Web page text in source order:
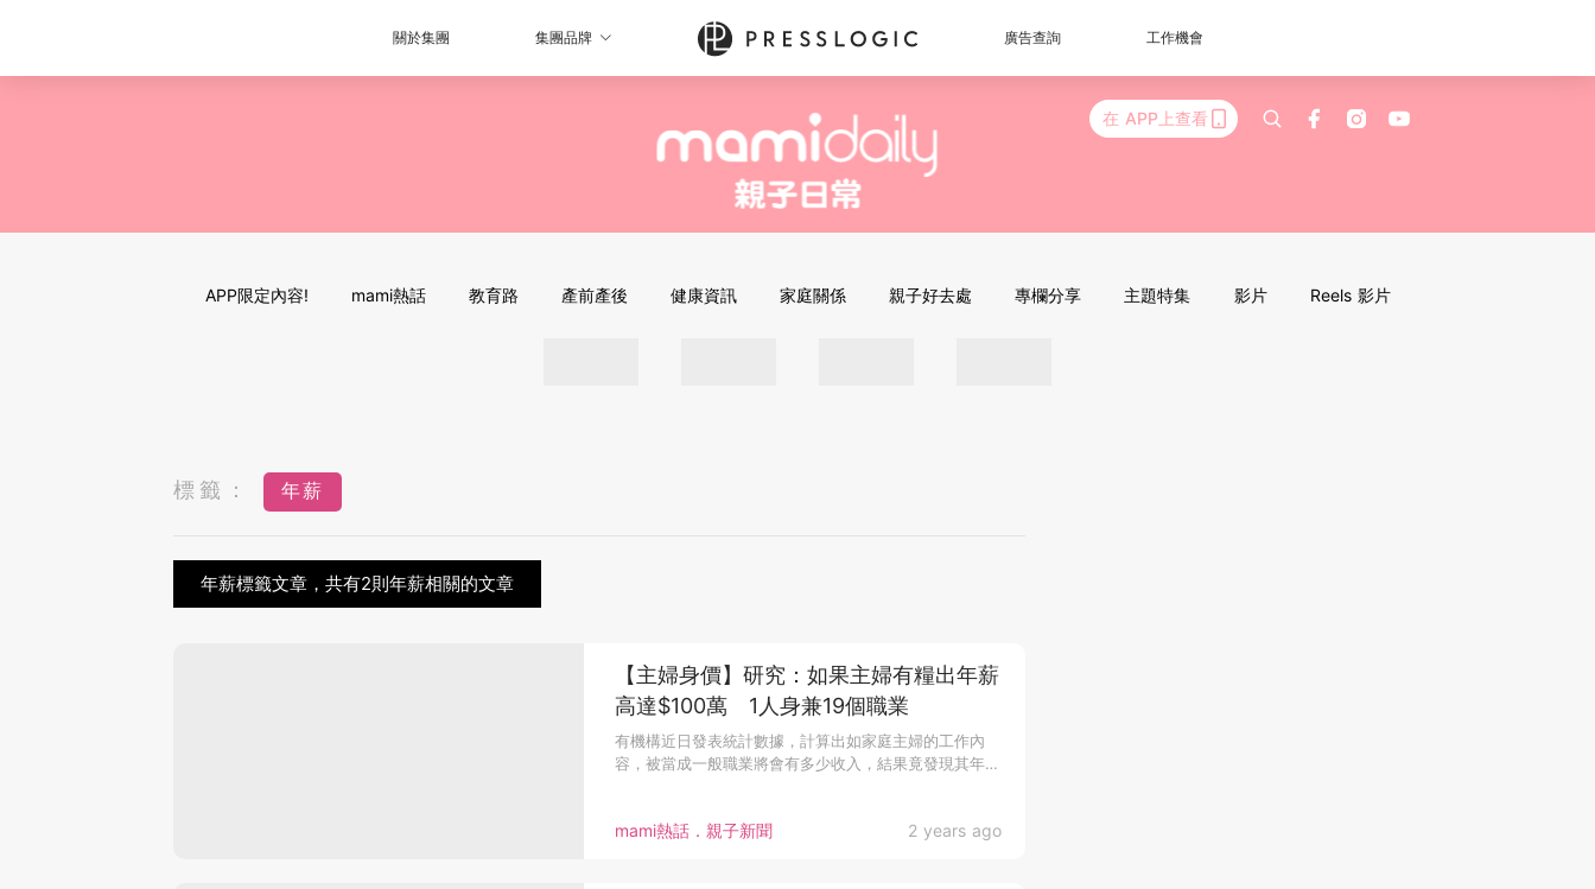
關於集團 集團品牌 廣告查詢 工作機會
在 APP上查看
APP限定內容! mami熱話 教育路 產前產後 健康資訊 家庭關係 親子好去處 專欄分享 主題特集 影片 Reels 影片
標籤： 年薪
年薪標籤文章，共有2則年薪相關的文章
mami熱話．親子新聞 2 years ago
【主婦身價】研究：如果主婦有糧出年薪
高達$100萬 1人身兼19個職業
有機構近日發表統計數據，計算出如家庭主婦的工作內
容，被當成一般職業將會有多少收入，結果竟發現其年薪